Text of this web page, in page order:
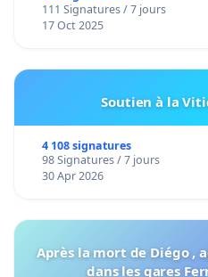
111 Signatures / 7 jours
17 Oct 2025
Soutien à la
4 108 signatures
98 Signatures / 7 jours
30 Apr 2026
Après la mort de Diégo ,
dans les gares